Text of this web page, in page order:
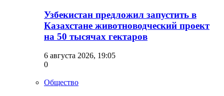
Узбекистан предложил запустить в
Казахстане животноводческий проект
на 50 тысячах гектаров
6 августа 2026, 19:05
0
Общество